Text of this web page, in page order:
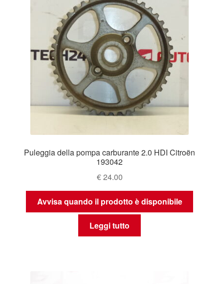
Puleggia della pompa carburante 2.0 HDI Citroën
193042
€24.00
Avvisa quando il prodotto è disponibile
Leggi tutto